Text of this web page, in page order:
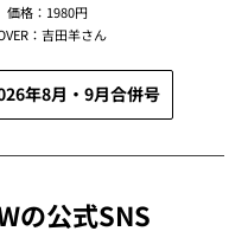
価格：1980円
：吉田羊さん
年8月・9月合併号
の公式SNS